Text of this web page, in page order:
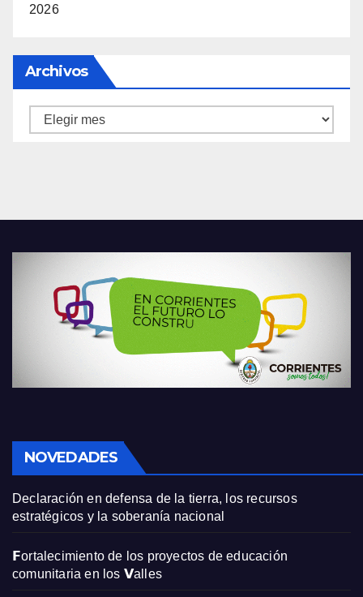
2026
Archivos
Archivos
NOVEDADES
Declaración en defensa de la tierra, los recursos
estratégicos y la soberanía nacional
𝗙ortalecimiento de los proyectos de educación
comunitaria en los 𝗩alles